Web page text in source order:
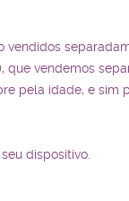
vendidos
que vendemos
pela idade, e sim
dispositivo.